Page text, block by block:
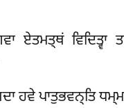
ਏਤਮਤ੍ਥਂ ਵਿਦਿਤ੍ਵਾ
ਹਵੇ ਪਾਤੁਭਵਨ੍ਤਿ